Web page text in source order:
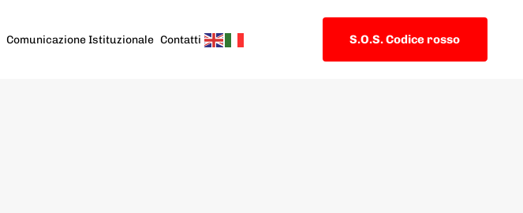
Comunicazione Istituzionale Contatti S.O.S. Codice rosso